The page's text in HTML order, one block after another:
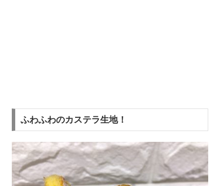
ふわふわのカステラ生地！